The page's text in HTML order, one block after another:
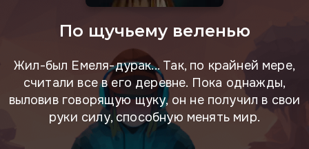
По щучьему веленью
Жил-был Емеля-дурак... Так, по крайней мере,
считали все в его деревне. Пока однажды,
выловив говорящую щуку, он не получил в свои
руки силу, способную менять мир.